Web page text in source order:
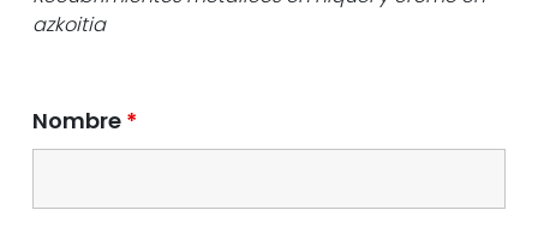
azkoitia
Nombre *